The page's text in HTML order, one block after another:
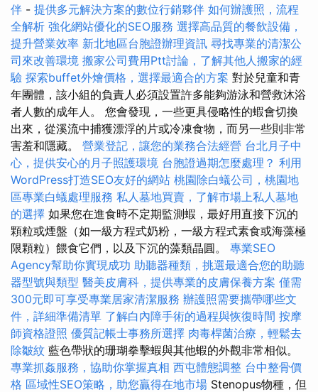
伴 - 提供多元解決方案的數位行銷夥伴 如何辦護照，流程
全解析 強化網站優化的SEO服務 選擇高品質的餐飲設備，
提升營業效率 新北地區台胞證辦理資訊 尋找專業的清潔公
司來改善環境 搬家公司費用Ptt討論，了解其他人搬家的經
驗 探索buffet外燴價格，選擇最適合的方案 對於兒童和青
年團體，該小組的負責人必須設置許多能夠游泳和營救沐浴
者人數的成年人。 您會發現，一些更具侵略性的蝦會切換
出來，從溪流中捕獲漂浮的片或冷凍食物，而另一些則非常
害羞和隱藏。 營業登記，讓您的業務合法經營 台北月子中
心，提供安心的月子照護環境 台胞證過期怎麼處理？ 利用
WordPress打造SEO友好的網站 桃園除白蟻公司，桃園地
區專業白蟻處理服務 私人墓地買賣，了解市場上私人墓地
的選擇 如果您在進食時不定期監測蝦，最好用直接下沉的
顆粒或煙盤（如一級方程式奶粉，一級方程式素食或海藻極
限顆粒）餵食它們，以及下沉的藻類晶圓。 專業SEO
Agency幫助你實現成功 助聽器種類，挑選最適合您的助聽
器型號與類型 醫美皮膚科，提供專業的皮膚保養方案 僅需
300元即可享受專業居家清潔服務 辦護照需要攜帶哪些文
件，詳細準備清單 了解白內障手術的過程與恢復時間 按摩
師資格證照 優質記帳士事務所選擇 肉毒桿菌治療，輕鬆去
除皺紋 藍色帶狀的珊瑚拳擊蝦與其他蝦的外觀非常相似。
專業抓姦服務，協助你掌握真相 西屯體態調整 台中整骨價
格 區域性SEO策略，助您贏得在地市場 Stenopus物種，但